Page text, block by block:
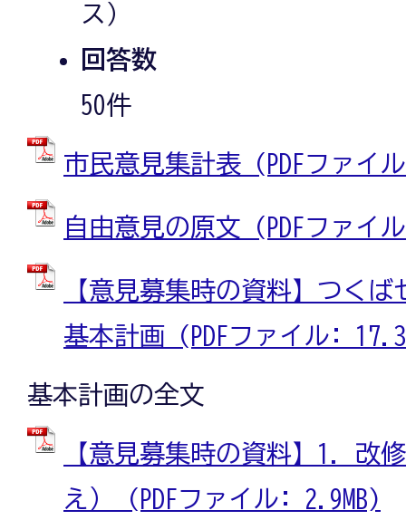
ス）
回答数
50件
市民意見集計表 (PDFファイ
自由意見の原文 (PDFファイ
【意見募集時の資料】つく
基本計画 (PDFファイル:
基本計画の全文
【意見募集時の資料】1．改
え） (PDFファイル: 2.9MB)